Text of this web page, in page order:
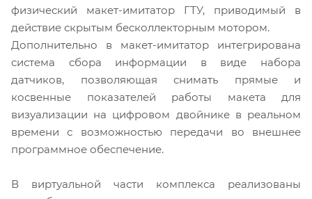
физический макет-имитатор ГТУ, приводимый в
действие скрытым бесколлекторным мотором.
Дополнительно в макет-имитатор интегрирована
система сбора информации в виде набора
датчиков, позволяющая снимать прямые и
косвенные показателей работы макета для
визуализации на цифровом двойнике в реальном
времени с возможностью передачи во внешнее
программное обеспечение.
В виртуальной части комплекса реализованы